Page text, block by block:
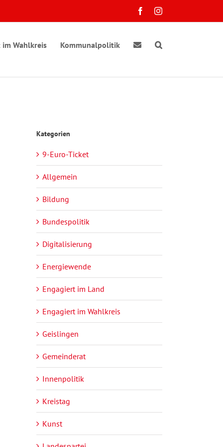
FacebookInstagram
im Wahlkreis Kommunalpolitik
Kategorien
9-Euro-Ticket
Allgemein
Bildung
Bundespolitik
Digitalisierung
Energiewende
Engagiert im Land
Engagiert im Wahlkreis
Geislingen
Gemeinderat
Innenpolitik
Kreistag
Kunst